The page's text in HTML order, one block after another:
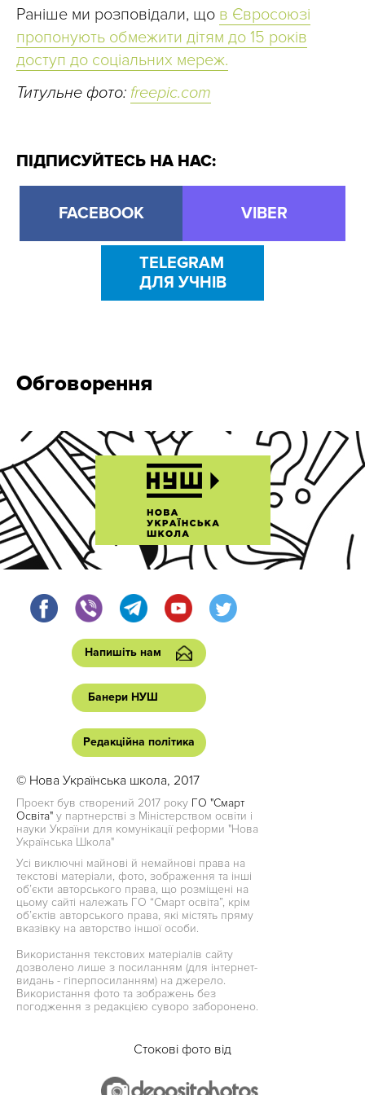
Раніше ми розповідали, що в Євросоюзі
пропонують обмежити дітям до 15 років
доступ до соціальних мереж.
Титульне фото: freepic.com
ПІДПИСУЙТЕСЬ НА НАС:
FACEBOOK VIBER
TELEGRAM
ДЛЯ УЧНІВ
Обговорення
Напишіть нам
Банери НУШ
Редакційна політика
© Нова Українська школа, 2017
Проект був створений 2017 року ГО "Смарт
Освіта" у партнерстві з Міністерством освіти і
науки України для комунікації реформи "Нова
Українська Школа"
Усі виключні майнові й немайнові права на
текстові матеріали, фото, зображення та інші
об’єкти авторського права, що розміщені на
цьому сайті належать ГО “Смарт освіта”, крім
об’єктів авторського права, які містять пряму
вказівку на авторство іншої особи.
Використання текстових матеріалів сайту
дозволено лише з посиланням (для інтернет-
видань - гіперпосиланням) на джерело.
Використання фото та зображень без
погодження з редакцією суворо заборонено.
Стокові фото від